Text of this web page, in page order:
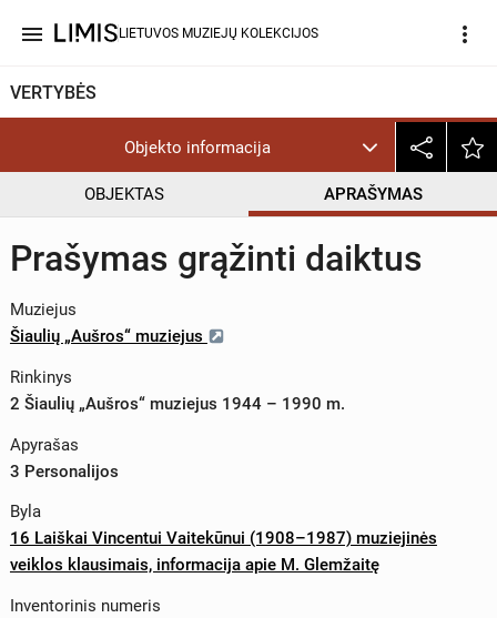
menu LIETUVOS MUZIEJŲ KOLEKCIJOS more_vert
VERTYBĖS
Objekto informacija
OBJEKTAS APRAŠYMAS
Prašymas grąžinti daiktus
Muziejus
Šiaulių „Aušros“ muziejus
Rinkinys
2 Šiaulių „Aušros“ muziejus 1944 – 1990 m.
Apyrašas
3 Personalijos
Byla
16 Laiškai Vincentui Vaitekūnui (1908–1987) muziejinės
veiklos klausimais, informacija apie M. Glemžaitę
Inventorinis numeris